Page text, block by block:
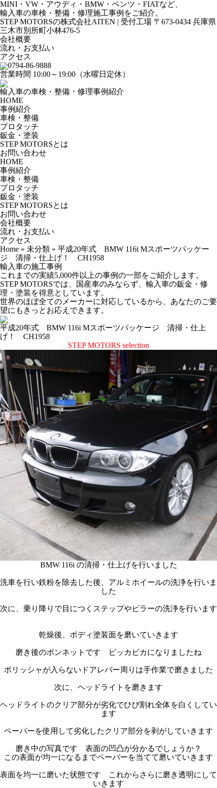
MINI・VW・アウディ・BMW・ベンツ・FIATなど、
輸入車の車検・整備・修理施工事例をご紹介。
STEP MOTORSの株式会社AITEN | 受付工場 〒673-0434 兵庫県
三木市別所町小林476-5
会社概要
流れ・お支払い
アクセス
0794-86-9888
営業時間 10:00～19:00（水曜日定休）
輸入車の車検・整備・修理事例紹介
HOME
事例紹介
車検・整備
プロタッチ
鈑金・塗装
STEP MOTORSとは
お問い合わせ
HOME
事例紹介
車検・整備
プロタッチ
鈑金・塗装
STEP MOTORSとは
お問い合わせ
会社概要
流れ・お支払い
アクセス
Home » 未分類 » 平成20年式 BMW 116i Mスポーツパッケー
ジ 清掃・仕上げ！ CH1958
輸入車の施工事例
これまでの実績5,000件以上の事例の一部をご紹介します。
STEP MOTORSでは、国産車のみならず、輸入車の鈑金・修
理・塗装を得意としています。
世界のほぼ全てのメーカーに対応しているから、あなたのご要
望にもきっとお応えできます。
平成20年式 BMW 116i Mスポーツパッケージ 清掃・仕上
げ！ CH1958
STEP MOTORS selection
BMW 116i の清掃・仕上げを行いました
洗車を行い鉄粉を除去した後、アルミホイールの洗浄を行いま
した
次に、乗り降りで目につくステップやピラーの洗浄を行います
乾燥後、ボディ塗装面を磨いていきます
磨き後のボンネットです ピッカピカになりましたね
ポリッシャが入らないドアレバー周りは手作業で磨きました
次に、ヘッドライトを磨きます
ヘッドライトのクリア部分が劣化でひび割れ全体を白くしてい
ます
ペーパーを使用して劣化したクリア部分を剥がしていきます
磨き中の写真です 表面の凹凸が分かるでしょうか？
この表面が均一になるまでペーパーを当てて磨いていきます
表面を均一に磨いた状態です これからさらに磨き透明にして
いきます